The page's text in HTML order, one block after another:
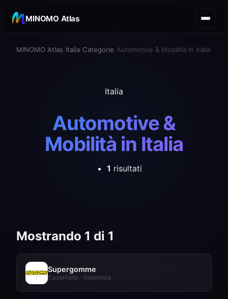
MINOMO Atlas
MINOMO Atlas Italia Categorie Automotive & Mobilità in Italia
Italia
Automotive &
Mobilità in Italia
1 risultati
Mostrando 1 di 1
Supergomme
Castellalto · Gommista